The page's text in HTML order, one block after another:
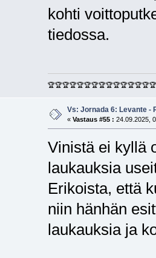
kohti
tiedossa.
🏆🏆🏆🏆🏆🏆🏆🏆🏆🏆🏆🏆🏆🏆🏆
Vs: Jornada 6: Levante -
« Vastaus #55 : 24.09.2025,
Vinistä ei kyllä
laukauksia
Erikoista, että
niin hänhän
laukauksia ja